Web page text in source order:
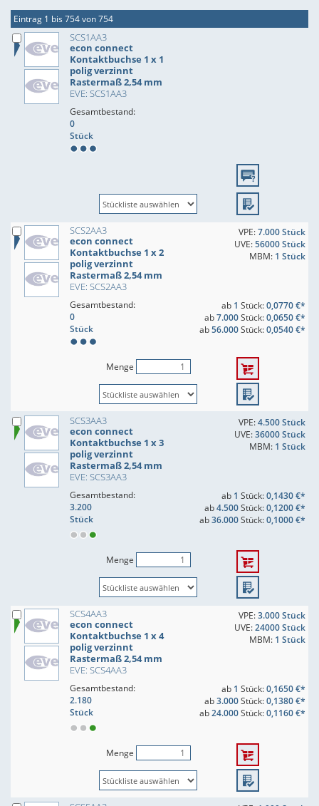
Eintrag 1 bis 754 von 754
SCS1AA3
econ connect
Kontaktbuchse 1 x 1
polig verzinnt
Rastermaß 2,54 mm
EVE: SCS1AA3
Gesamtbestand:
0
Stück
SCS2AA3
econ connect
Kontaktbuchse 1 x 2
polig verzinnt
Rastermaß 2,54 mm
EVE: SCS2AA3
VPE:7.000 Stück
UVE:56000 Stück
MBM: 1 Stück
Gesamtbestand:
0
Stück
ab 1 Stück:0,0770 €*
ab7.000Stück:0,0650 €*
ab56.000Stück:0,0540 €*
Menge
SCS3AA3
econ connect
Kontaktbuchse 1 x 3
polig verzinnt
Rastermaß 2,54 mm
EVE: SCS3AA3
VPE:4.500 Stück
UVE:36000 Stück
MBM: 1 Stück
Gesamtbestand:
3.200
Stück
ab 1 Stück:0,1430 €*
ab4.500Stück:0,1200 €*
ab36.000Stück:0,1000 €*
Menge
SCS4AA3
econ connect
Kontaktbuchse 1 x 4
polig verzinnt
Rastermaß 2,54 mm
EVE: SCS4AA3
VPE:3.000 Stück
UVE:24000 Stück
MBM: 1 Stück
Gesamtbestand:
2.180
Stück
ab 1 Stück:0,1650 €*
ab3.000Stück:0,1380 €*
ab24.000Stück:0,1160 €*
Menge